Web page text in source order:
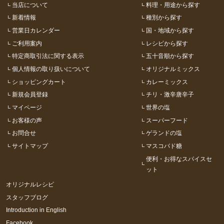
当店について
新着情報
営業日カレンダー
ご利用案内
特定商取引法に関する表示
個人情報の取り扱いについて
ショッピングカート
新規会員登録
マイページ
お客様の声
お問合せ
サイトマップ
料理・用途から探す
種別から探す
国・地域から探す
レシピから探す
五十音順から探す
オリジナルミックス
カレーミックス
チリ・激辛唐辛子
世界の塩
スーパーフード
ゲランドの塩
マスコバド糖
便利・お得なスパイスセ
ット
オリジナルレシピ
スタッフブログ
Introduction in English